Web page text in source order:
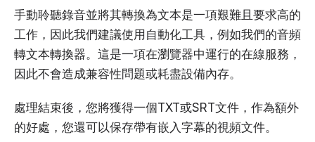
手動聆聽錄音並將其轉換為文本是一項艱難且要求高的
工作，因此我們建議使用自動化工具，例如我們的音頻
轉文本轉換器。這是一項在瀏覽器中運行的在線服務，
因此不會造成兼容性問題或耗盡設備內存。
處理結束後，您將獲得一個TXT或SRT文件，作為額外
的好處，您還可以保存帶有嵌入字幕的視頻文件。